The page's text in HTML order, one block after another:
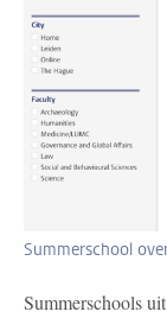
Summerschool
Summerschools